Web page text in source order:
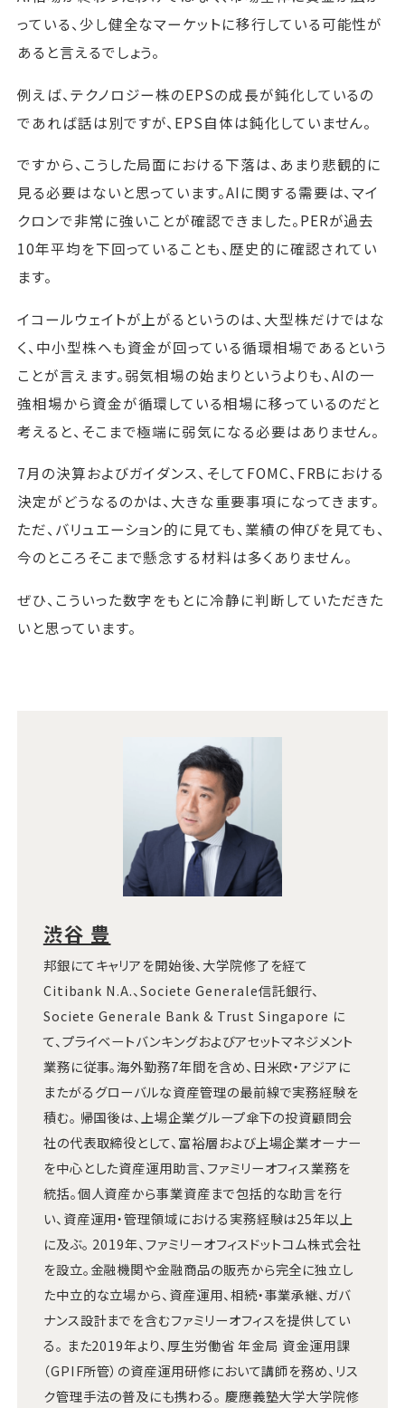
っている、少し健全なマーケットに移行している可能性が
あると言えるでしょう。
例えば、テクノロジー株のEPSの成長が鈍化しているの
であれば話は別ですが、EPS自体は鈍化していません。
ですから、こうした局面における下落は、あまり悲観的に
見る必要はないと思っています。AIに関する需要は、マイ
クロンで非常に強いことが確認できました。PERが過去
10年平均を下回っていることも、歴史的に確認されてい
ます。
イコールウェイトが上がるというのは、大型株だけではな
く、中小型株へも資金が回っている循環相場であるという
ことが言えます。弱気相場の始まりというよりも、AIの一
強相場から資金が循環している相場に移っているのだと
考えると、そこまで極端に弱気になる必要はありません。
7月の決算およびガイダンス、そしてFOMC、FRBにおける
決定がどうなるのかは、大きな重要事項になってきます。
ただ、バリュエーション的に見ても、業績の伸びを見ても、
今のところそこまで懸念する材料は多くありません。
ぜひ、こういった数字をもとに冷静に判断していただきた
いと思っています。
渋谷 豊
邦銀にてキャリアを開始後、大学院修了を経て
Citibank N.A.、Societe Generale信託銀行、
Societe Generale Bank & Trust Singapore に
て、プライベートバンキングおよびアセットマネジメント
業務に従事。海外勤務7年間を含め、日米欧・アジアに
またがるグローバルな資産管理の最前線で実務経験を
積む。 帰国後は、上場企業グループ傘下の投資顧問会
社の代表取締役として、富裕層および上場企業オーナー
を中心とした資産運用助言、ファミリーオフィス業務を
統括。個人資産から事業資産まで包括的な助言を行
い、資産運用・管理領域における実務経験は25年以上
に及ぶ。 2019年、ファミリーオフィスドットコム株式会社
を設立。金融機関や金融商品の販売から完全に独立し
た中立的な立場から、資産運用、相続・事業承継、ガバ
ナンス設計までを含むファミリーオフィスを提供してい
る。 また2019年より、厚生労働省 年金局 資金運用課
（GPIF所管）の資産運用研修において講師を務め、リス
ク管理手法の普及にも携わる。 慶應義塾大学大学院修